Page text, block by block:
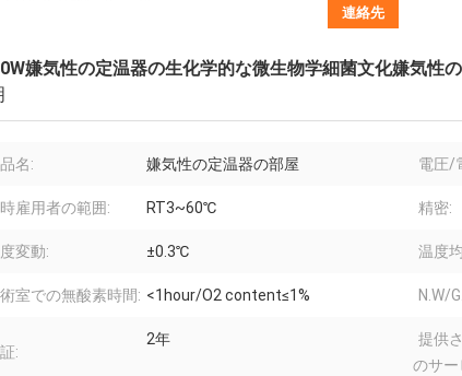
連絡先
嫌気性の定温器の生化学的な微生物学細菌文化嫌気性
名: 嫌気性の定温器の部屋 電圧/
雇用者の範囲: RT3~60℃ 精密:
変動: ±0.3℃ 温度
室での無酸素時間: <1hour/O2 content≤1% N.W/
:
2年
提供
のサー